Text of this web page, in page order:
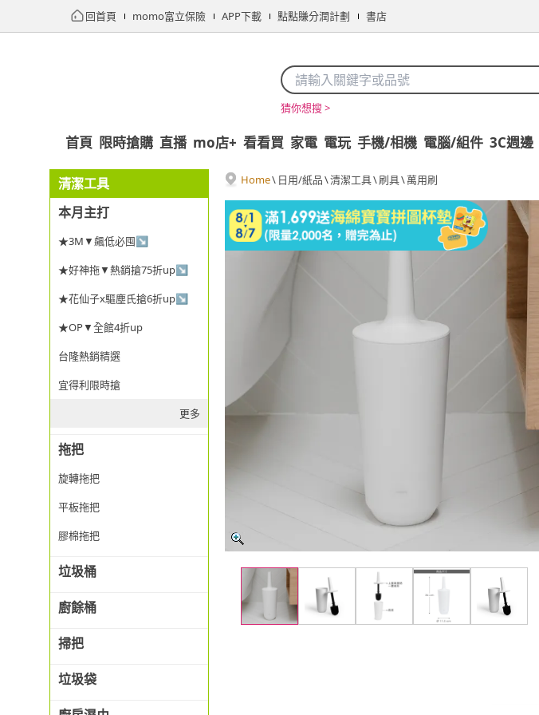
回首頁 momo富立保險 APP下載 點點賺分潤計劃 書店
猜你想搜 >
首頁 限時搶購 直播 mo店+ 看看買 家電 電玩 手機/相機 電腦/組件 3C週邊
清潔工具
本月主打
★3M▼飆低必囤↘
★好神拖▼熱銷搶75折up↘
★花仙子x驅塵氏搶6折up↘
★OP▼全館4折up
台隆熱銷精選
宜得利限時搶
更多
拖把
旋轉拖把
平板拖把
膠棉拖把
垃圾桶
廚餘桶
掃把
垃圾袋
Home\ 日用/紙品\清潔工具\刷具\萬用刷